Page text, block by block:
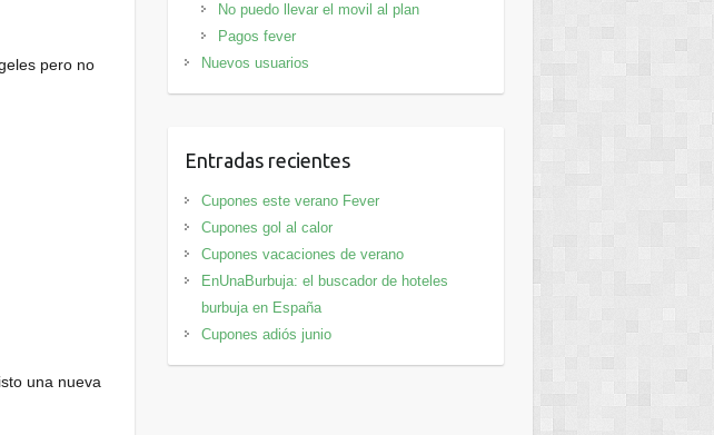
pero no
una nueva
No puedo llevar el movil al plan
Pagos fever
Nuevos usuarios
Entradas recientes
Cupones este verano Fever
Cupones gol al calor
Cupones vacaciones de verano
EnUnaBurbuja: el buscador de hoteles
burbuja en España
Cupones adiós junio